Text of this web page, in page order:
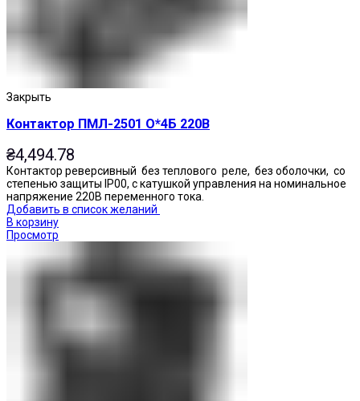
Закрыть
Контактор ПМЛ-2501 О*4Б 220В
₴4,494.78
Контактор реверсивный без теплового реле, без оболочки, со
степенью защиты IP00, с катушкой управления на номинальное
напряжение 220В переменного тока.
Добавить в список желаний
В корзину
Просмотр